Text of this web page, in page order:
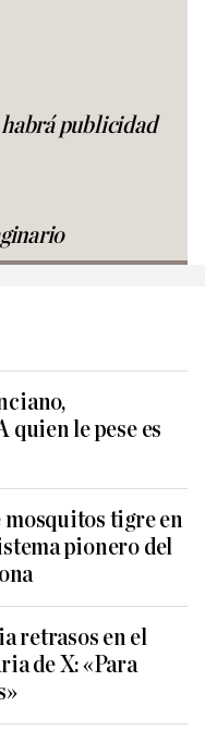
publicidad
quien le pese es
mosquitos tigre en
pionero del
retrasos en el
de X: «Para